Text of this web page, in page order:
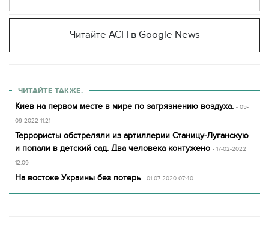
Читайте АСН в Google News
ЧИТАЙТЕ ТАКЖЕ.
Киев на первом месте в мире по загрязнению воздуха. - 05-
09-2022 11:21
Террористы обстреляли из артиллерии Станицу-Луганскую
и попали в детский сад. Два человека контужено - 17-02-2022
12:09
На востоке Украины без потерь - 01-07-2020 07:40